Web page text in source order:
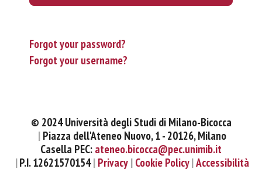
Forgot your password?
Forgot your username?
© 2024 Università degli Studi di Milano-Bicocca
Piazza dell'Ateneo Nuovo, 1 - 20126, Milano
Casella PEC: ateneo.bicocca@pec.unimib.it
P.I. 12621570154 Privacy Cookie Policy Accessibilità